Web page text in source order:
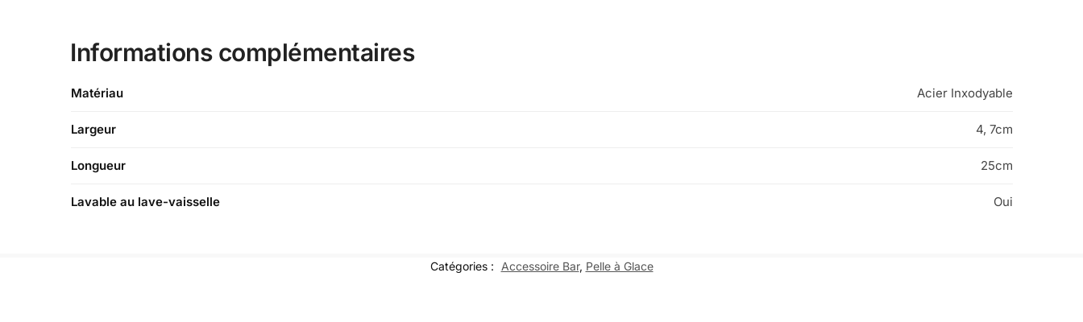
Informations complémentaires
Matériau Acier Inxodyable
Largeur 4, 7cm
Longueur 25cm
Lavable au lave-vaisselle Oui
Catégories : Accessoire Bar, Pelle à Glace